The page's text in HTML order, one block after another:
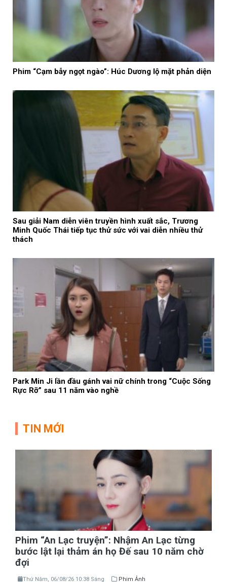
Phim “Cạm bẫy ngọt ngào”: Húc Dương lộ mặt phản diện
Sau giải Nam diễn viên truyền hình xuất sắc, Trương
Minh Quốc Thái tiếp tục thử sức với vai diễn nhiều thử
thách
Park Min Ji lần đầu gánh vai nữ chính trong “Cuộc Sống
Rực Rỡ” sau 11 năm vào nghề
TIN MỚI
Phim “An Lạc truyện”: Nhậm An Lạc từng
bước lật lại thảm án họ Đế sau 10 năm chờ
đợi
Thứ Năm, 06/08/26 10:38 Sáng Phim Ảnh